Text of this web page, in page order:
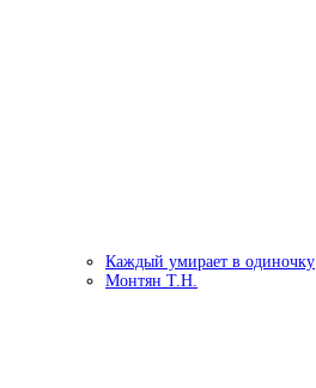
Каждый умирает в одиночку
Монтян Т.Н.